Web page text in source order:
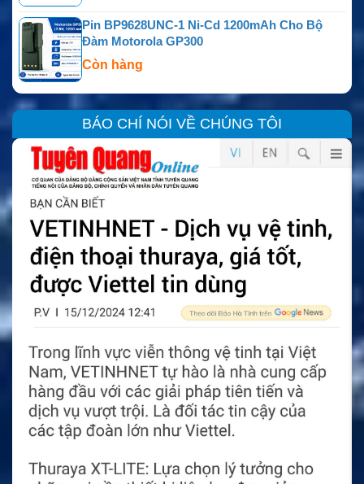
Pin BP9628UNC-1 Ni-Cd 1200mAh Cho Bộ
Đàm Motorola GP300
Còn hàng
BÁO CHÍ NÓI VỀ CHÚNG TÔI